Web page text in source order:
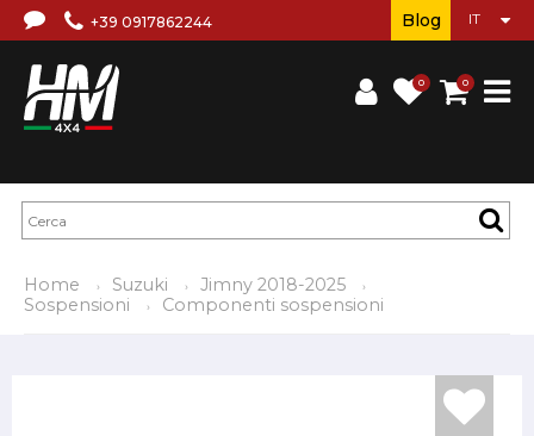
+39 0917862244
0 0
Blog
Home Suzuki
Jimny 2018-2025
Sospensioni
Componenti sospensioni